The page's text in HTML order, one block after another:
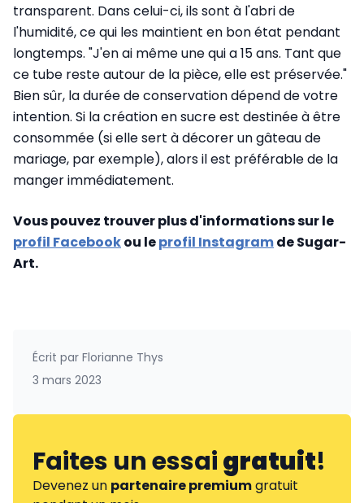
transparent. Dans celui-ci, ils sont à l'abri de
l'humidité, ce qui les maintient en bon état pendant
longtemps. "J'en ai même une qui a 15 ans. Tant que
ce tube reste autour de la pièce, elle est préservée."
Bien sûr, la durée de conservation dépend de votre
intention. Si la création en sucre est destinée à être
consommée (si elle sert à décorer un gâteau de
mariage, par exemple), alors il est préférable de la
manger immédiatement.
Vous pouvez trouver plus d'informations sur le
profil Facebookou leprofil Instagramde Sugar-
Art.
Écrit par Florianne Thys
3 mars 2023
Faites un essaigratuit!
Devenez un partenaire premiumgratuit